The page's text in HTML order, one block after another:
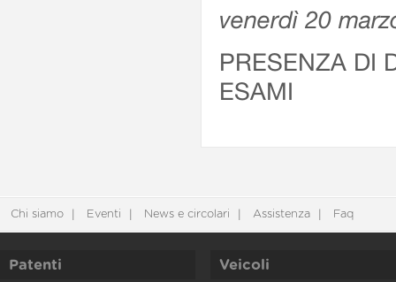
venerdì 20
PRESENZA DI
ESAMI
Chi siamo Eventi News e circolari Assistenza Faq
Patenti Veicoli